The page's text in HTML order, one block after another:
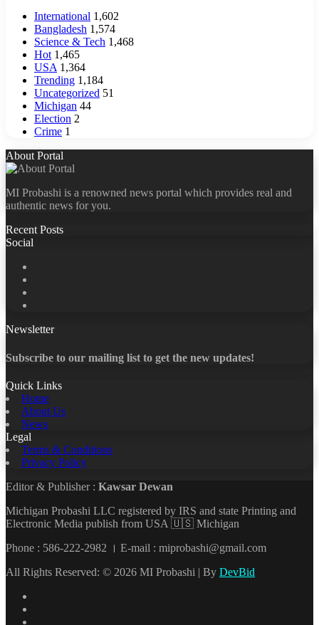
International 1,602
Bangladesh 1,574
Science & Tech 1,468
Hot 1,465
USA 1,364
Trending 1,184
Uncategorized 51
Michigan 44
Election 2
Crime 1
About Portal
MI Probashi is a renowned news portal which provides real and
authentic news for you.
Recent Posts
Social
Newsletter
Subscribe to our mailing list to get the new updates!
Quick Links
Home
About Us
News
Legal
Terms & Conditions
Privacy Policy
Editor & Publisher : Kawsar Dewan
Michigan Probashi LLC registered by IRS and state Printing and
Electronic Media publish from USA 🇺🇸 Michigan
Phone : 586-222-2982 । E-mail : miprobashi@gmail.com
All Rights Reserved: © 2026 MI Probashi | By DevBid